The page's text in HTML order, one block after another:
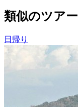
類似のツアー
日帰り